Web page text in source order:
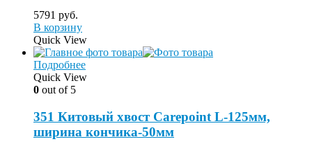
5791 руб.
В корзину
Quick View
Подробнее
Quick View
0 out of 5
351 Китовый хвост Carepoint L-125мм,
ширина кончика-50мм